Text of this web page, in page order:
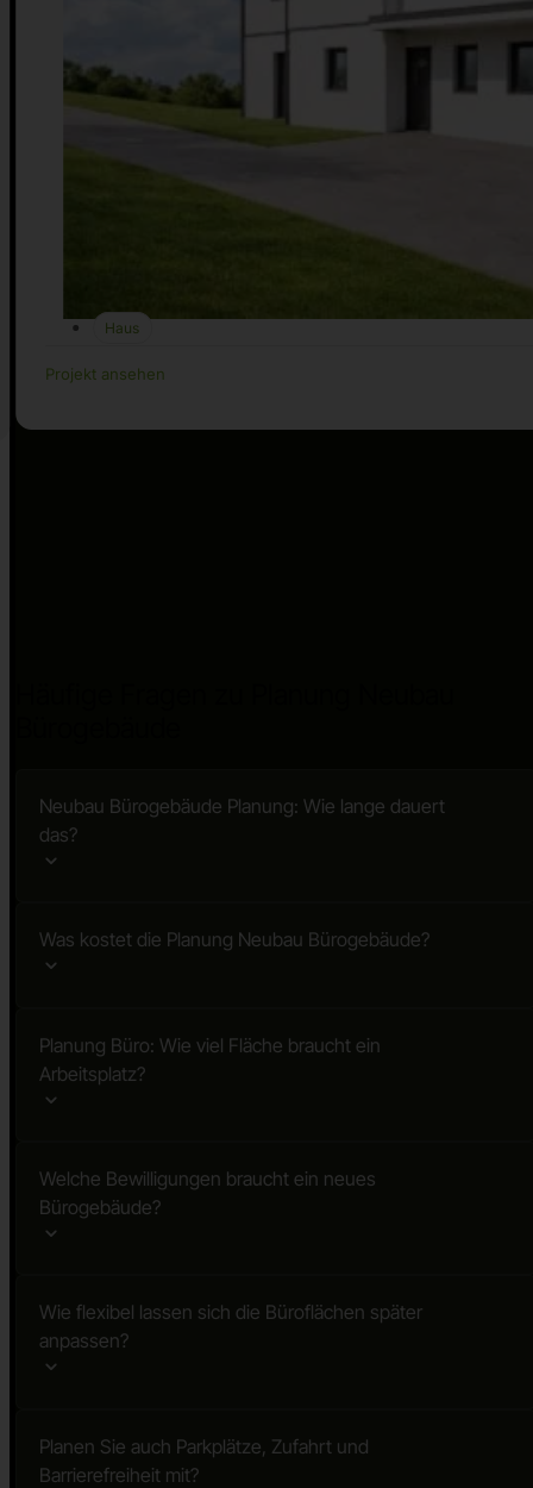
Haus
Projekt ansehen
Neubau Bürogebäude Planung: Wie lange dauert
das?
Was kostet die Planung Neubau Bürogebäude?
Planung Büro: Wie viel Fläche braucht ein
Arbeitsplatz?
Welche Bewilligungen braucht ein neues
Bürogebäude?
Wie flexibel lassen sich die Büroflächen später
anpassen?
Planen Sie auch Parkplätze, Zufahrt und
Barrierefreiheit mit?